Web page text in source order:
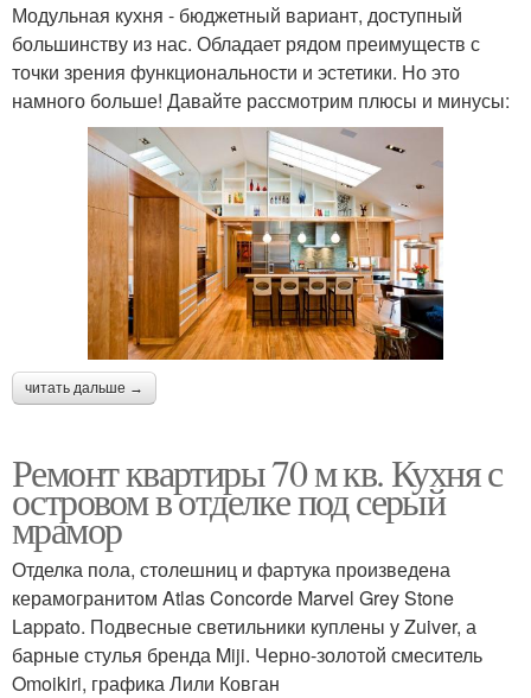
Модульная кухня - бюджетный вариант, доступный
большинству из нас. Обладает рядом преимуществ с
точки зрения функциональности и эстетики. Но это
намного больше! Давайте рассмотрим плюсы и минусы:
читать дальше →
Ремонт квартиры 70 м кв. Кухня с
островом в отделке под серый
мрамор
Отделка пола, столешниц и фартука произведена
керамогранитом Atlas Concorde Marvel Grey Stone
Lappato. Подвесные светильники куплены у Zuiver, а
барные стулья бренда Miji. Черно-золотой смеситель
Omoikiri, графика Лили Ковган